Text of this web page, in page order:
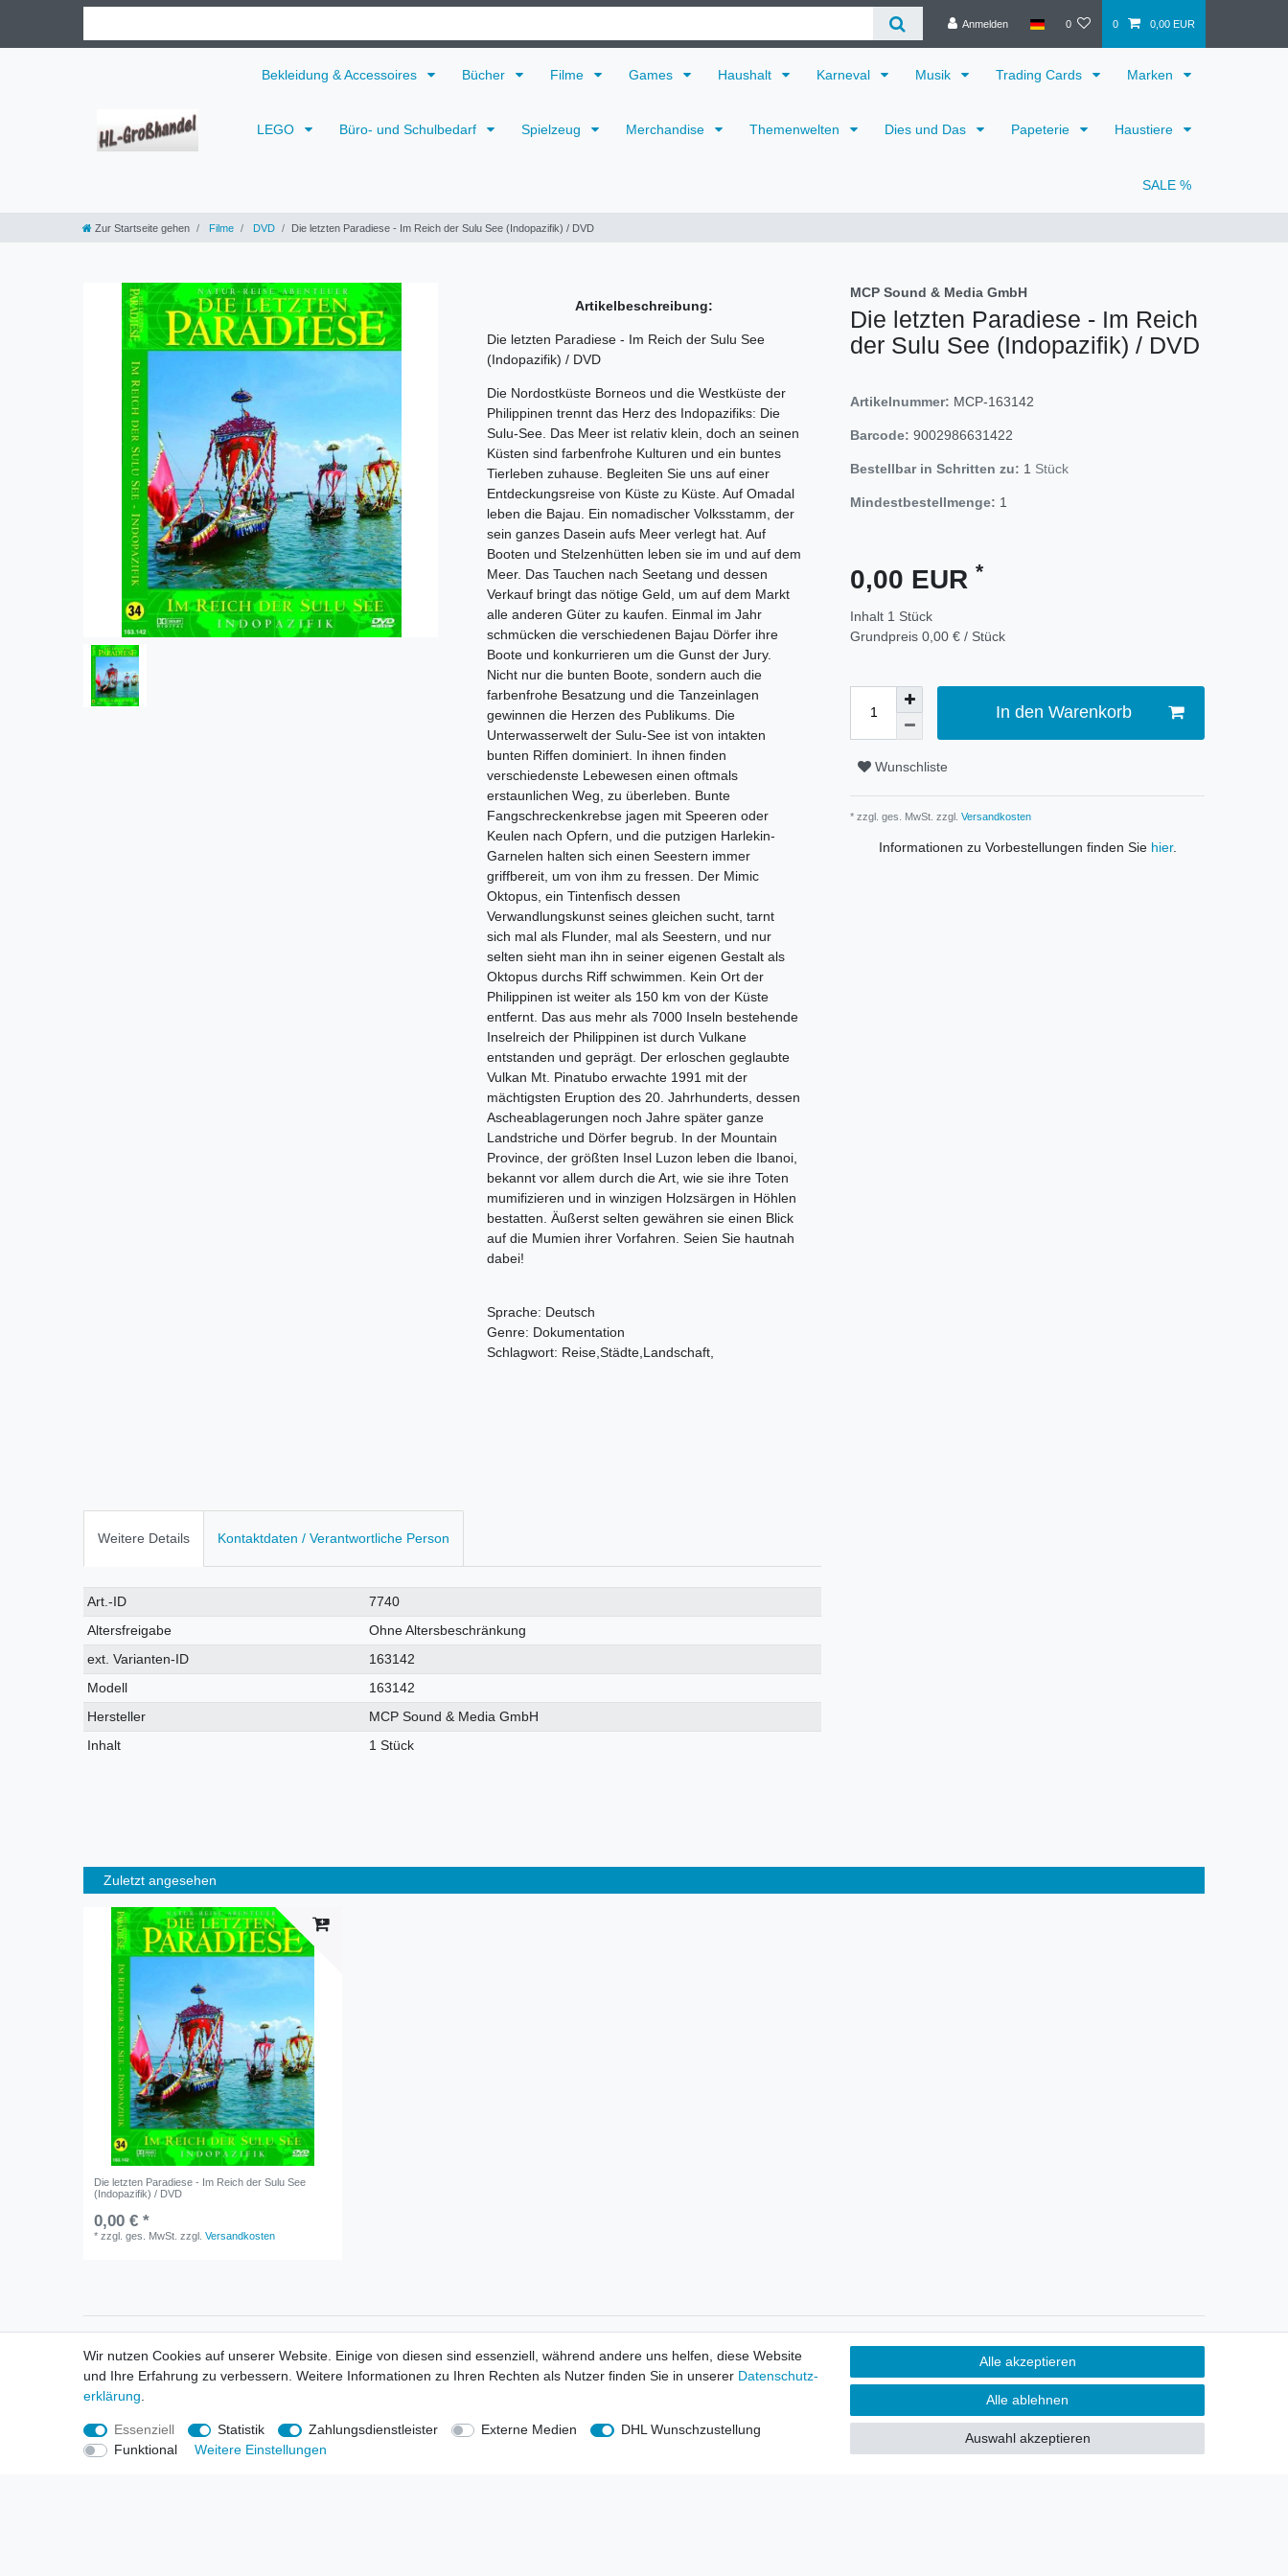
Anmelden 0 0 0,00 EUR
Bekleidung & Accessoires Bücher Filme Games Haushalt Karneval Musik Trading Cards Marken
LEGO Büro- und Schulbedarf Spielzeug Merchandise Themenwelten Dies und Das Papeterie Haustiere
SALE %
Zur Startseite gehen Filme DVD Die letzten Paradiese - Im Reich der Sulu See (Indopazifik) / DVD
Artikelbeschreibung:
Die letzten Paradiese - Im Reich der Sulu See
(Indopazifik) / DVD
Die Nordostküste Borneos und die Westküste der
Philippinen trennt das Herz des Indopazifiks: Die
Sulu-See. Das Meer ist relativ klein, doch an seinen
Küsten sind farbenfrohe Kulturen und ein buntes
Tierleben zuhause. Begleiten Sie uns auf einer
Entdeckungsreise von Küste zu Küste. Auf Omadal
leben die Bajau. Ein nomadischer Volksstamm, der
sein ganzes Dasein aufs Meer verlegt hat. Auf
Booten und Stelzenhütten leben sie im und auf dem
Meer. Das Tauchen nach Seetang und dessen
Verkauf bringt das nötige Geld, um auf dem Markt
alle anderen Güter zu kaufen. Einmal im Jahr
schmücken die verschiedenen Bajau Dörfer ihre
Boote und konkurrieren um die Gunst der Jury.
Nicht nur die bunten Boote, sondern auch die
farbenfrohe Besatzung und die Tanzeinlagen
gewinnen die Herzen des Publikums. Die
Unterwasserwelt der Sulu-See ist von intakten
bunten Riffen dominiert. In ihnen finden
verschiedenste Lebewesen einen oftmals
erstaunlichen Weg, zu überleben. Bunte
Fangschreckenkrebse jagen mit Speeren oder
Keulen nach Opfern, und die putzigen Harlekin-
Garnelen halten sich einen Seestern immer
griffbereit, um von ihm zu fressen. Der Mimic
Oktopus, ein Tintenfisch dessen
Verwandlungskunst seines gleichen sucht, tarnt
sich mal als Flunder, mal als Seestern, und nur
selten sieht man ihn in seiner eigenen Gestalt als
Oktopus durchs Riff schwimmen. Kein Ort der
Philippinen ist weiter als 150 km von der Küste
entfernt. Das aus mehr als 7000 Inseln bestehende
Inselreich der Philippinen ist durch Vulkane
entstanden und geprägt. Der erloschen geglaubte
Vulkan Mt. Pinatubo erwachte 1991 mit der
mächtigsten Eruption des 20. Jahrhunderts, dessen
Ascheablagerungen noch Jahre später ganze
Landstriche und Dörfer begrub. In der Mountain
Province, der größten Insel Luzon leben die Ibanoi,
bekannt vor allem durch die Art, wie sie ihre Toten
mumifizieren und in winzigen Holzsärgen in Höhlen
bestatten. Äußerst selten gewähren sie einen Blick
auf die Mumien ihrer Vorfahren. Seien Sie hautnah
dabei!
Sprache: Deutsch
Genre: Dokumentation
Schlagwort: Reise,Städte,Landschaft,
MCP Sound & Media GmbH
Die letzten Paradiese - Im Reich
der Sulu See (Indopazifik) / DVD
Artikelnummer: MCP-163142
Barcode: 9002986631422
Bestellbar in Schritten zu: 1 Stück
Mindestbestellmenge: 1
0,00 EUR *
Inhalt 1 Stück
Grundpreis 0,00 € / Stück
In den Warenkorb
Wunschliste
* zzgl. ges. MwSt. zzgl. Versandkosten
Informationen zu Vorbestellungen finden Sie hier.
Weitere Details Kontaktdaten / Verantwortliche Person
Technisches
Merkmal
Wert
Art.-ID
7740
Altersfreigabe
Ohne Altersbeschränkung
ext. Varianten-ID
163142
Modell
163142
Hersteller
MCP Sound & Media GmbH
Inhalt
1 Stück
Zuletzt angesehen
Die letzten Paradiese - Im Reich der Sulu See
(Indopazifik) / DVD
0,00 € *
*zzgl. ges. MwSt. zzgl.Versandkosten
Informationen
Neukunden / New Accounts
Zahlung
Versandkosten
Entsorgungs- & Umweltbestimmungen
Größentabellen
Informationen
Händlerbund - rechtssicher verkaufen
Produkt-Kataloge
Über uns
Wir versenden mit
Sie möchten über neu eingetroffene
Lagerware oder Neuheiten
allgemein informiert werden?
Wir nutzen Cookies auf unserer Website. Einige von diesen sind essenziell, während andere uns helfen, diese Website
und Ihre Erfahrung zu verbessern. Weitere Informationen zu Ihren Rechten als Nutzer finden Sie in unserer Daten­schutz­
erklärung
Essenziell Statistik Zahlungsdienstleister Externe Medien
DHL Wunschzustellung
Funktional
Weitere Einstellungen
Alle akzeptieren
Alle ablehnen
Auswahl akzeptieren